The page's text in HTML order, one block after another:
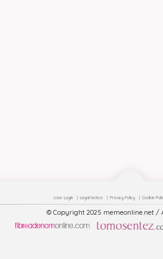
User Login Legal Notice Privacy Policy Cookie
© Copyright 2025 memeonline.net /